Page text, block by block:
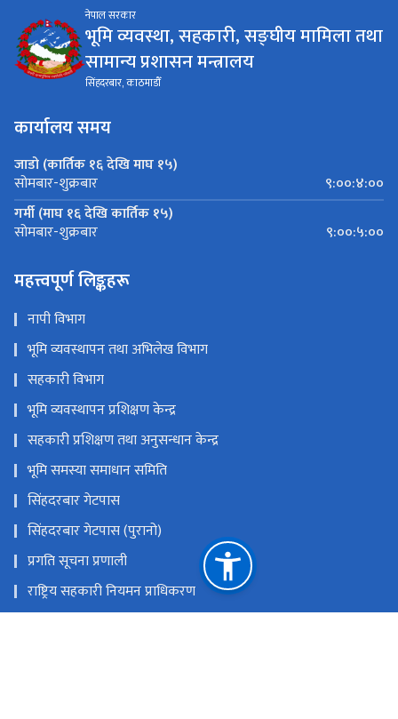
नेपाल सरकार
भूमि व्यवस्था, सहकारी, सङ्घीय मामिला तथा
सामान्य प्रशासन मन्त्रालय
सिंहदरबार, काठमाडौँ
कार्यालय समय
जाडो (कार्तिक १६ देखि माघ १५)
सोमबार-शुक्रबार
९:००:४:००
गर्मी (माघ १६ देखि कार्तिक १५)
सोमबार-शुक्रबार ९:००:५:००
महत्त्वपूर्ण लिङ्कहरू
नापी विभाग
भूमि व्यवस्थापन तथा अभिलेख विभाग
सहकारी विभाग
भूमि व्यवस्थापन प्रशिक्षण केन्द्र
सहकारी प्रशिक्षण तथा अनुसन्धान केन्द्र
भूमि समस्या समाधान समिति
सिंहदरबार गेटपास
सिंहदरबार गेटपास (पुरानो)
प्रगति सूचना प्रणाली
राष्ट्रिय सहकारी नियमन प्राधिकरण